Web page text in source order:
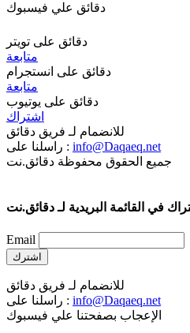
دقائق علي فيسبوك
دقائق على تويتر
متابعة
دقائق على انستجرام
متابعة
دقائق على يوتيوب
اشتراك
للانضمام لـ فريق دقائق
راسلنا على : info@Daqaeq.net
جميع الحقوق محفوظة دقائق.نت
في القائمة البريدية لـ دقائق.نت
Email
للانضمام لـ فريق دقائق
راسلنا على : info@Daqaeq.net
الإعجاب بصفحتنا علي فيسبوك